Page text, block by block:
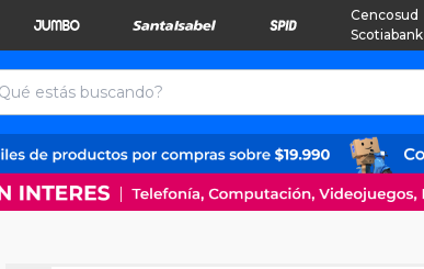
Cencosud
Scotiabank